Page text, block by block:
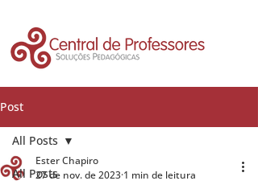
Post
All Posts
All Posts
Ester Chapiro
27 de nov. de 2023 1 min de leitura